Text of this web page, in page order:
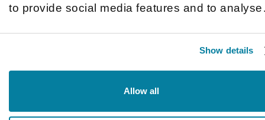
to provide social media features and to analyse
use of our site with our social media,
and analytics partners who may combine it with
Show details
Allow all